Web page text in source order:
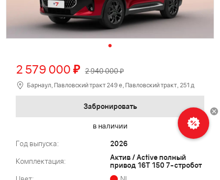
2 579 000 ₽ 2 940 000 ₽
Барнаул, Павловский тракт 249 е, Павловский тракт, 251 д
Забронировать
в наличии
Год выпуска: 2026
Комплектация:
Актив / Active полный
привод 16Т 150 7-стробот